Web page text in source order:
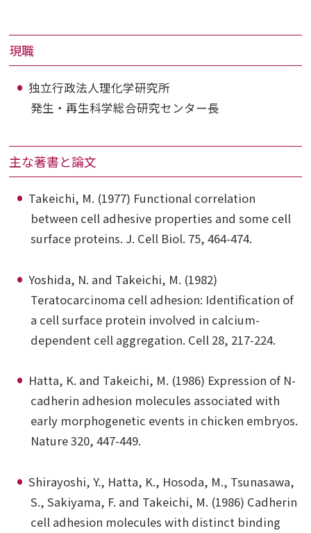
現職
独立行政法人理化学研究所
発生・再生科学総合研究センター長
主な著書と論文
Takeichi, M. (1977) Functional correlation
between cell adhesive properties and some cell
surface proteins. J. Cell Biol. 75, 464-474.
Yoshida, N. and Takeichi, M. (1982)
Teratocarcinoma cell adhesion: Identification of
a cell surface protein involved in calcium-
dependent cell aggregation. Cell 28, 217-224.
Hatta, K. and Takeichi, M. (1986) Expression of N-
cadherin adhesion molecules associated with
early morphogenetic events in chicken embryos.
Nature 320, 447-449.
Shirayoshi, Y., Hatta, K., Hosoda, M., Tsunasawa,
S., Sakiyama, F. and Takeichi, M. (1986) Cadherin
cell adhesion molecules with distinct binding